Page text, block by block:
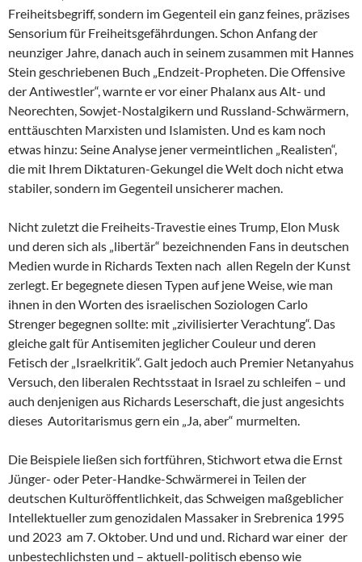
Freiheitsbegriff, sondern im Gegenteil ein ganz feines, präzises
Sensorium für Freiheitsgefährdungen. Schon Anfang der
neunziger Jahre, danach auch in seinem zusammen mit Hannes
Stein geschriebenen Buch „Endzeit-Propheten. Die Offensive
der Antiwestler“, warnte er vor einer Phalanx aus Alt- und
Neorechten, Sowjet-Nostalgikern und Russland-Schwärmern,
enttäuschten Marxisten und Islamisten. Und es kam noch
etwas hinzu: Seine Analyse jener vermeintlichen „Realisten“,
die mit Ihrem Diktaturen-Gekungel die Welt doch nicht etwa
stabiler, sondern im Gegenteil unsicherer machen.
Nicht zuletzt die Freiheits-Travestie eines Trump, Elon Musk
und deren sich als „libertär“ bezeichnenden Fans in deutschen
Medien wurde in Richards Texten nach allen Regeln der Kunst
zerlegt. Er begegnete diesen Typen auf jene Weise, wie man
ihnen in den Worten des israelischen Soziologen Carlo
Strenger begegnen sollte: mit „zivilisierter Verachtung“. Das
gleiche galt für Antisemiten jeglicher Couleur und deren
Fetisch der „Israelkritik“. Galt jedoch auch Premier Netanyahus
Versuch, den liberalen Rechtsstaat in Israel zu schleifen – und
auch denjenigen aus Richards Leserschaft, die just angesichts
dieses Autoritarismus gern ein „Ja, aber“ murmelten.
Die Beispiele ließen sich fortführen, Stichwort etwa die Ernst
Jünger- oder Peter-Handke-Schwärmerei in Teilen der
deutschen Kulturöffentlichkeit, das Schweigen maßgeblicher
Intellektueller zum genozidalen Massaker in Srebrenica 1995
und 2023 am 7. Oktober. Und und und. Richard war einer der
unbestechlichsten und – aktuell-politisch ebenso wie